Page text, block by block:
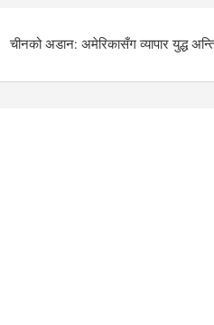
चीनको अडान: अमेरिकासँग व्यापार युद्ध